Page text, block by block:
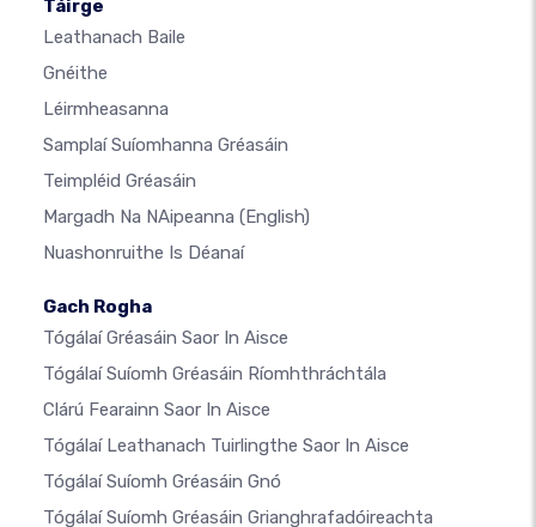
Táirge
Leathanach Baile
Gnéithe
Léirmheasanna
Samplaí Suíomhanna Gréasáin
Teimpléid Gréasáin
Margadh Na NAipeanna (English)
Nuashonruithe Is Déanaí
Gach Rogha
Tógálaí Gréasáin Saor In Aisce
Tógálaí Suíomh Gréasáin Ríomhthráchtála
Clárú Fearainn Saor In Aisce
Tógálaí Leathanach Tuirlingthe Saor In Aisce
Tógálaí Suíomh Gréasáin Gnó
Tógálaí Suíomh Gréasáin Grianghrafadóireachta